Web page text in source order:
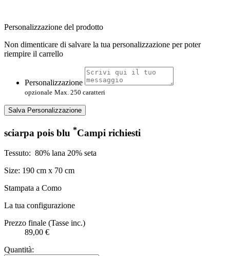
Personalizzazione del prodotto
Non dimenticare di salvare la tua personalizzazione per poter
riempire il carrello
Personalizzazione
opzionale Max. 250 caratteri
Salva Personalizzazione
sciarpa pois blu *Campi richiesti
Tessuto: 80% lana 20% seta
Size: 190 cm x 70 cm
Stampata a Como
La tua configurazione
Prezzo finale (Tasse inc.)
89,00 €
Quantità: